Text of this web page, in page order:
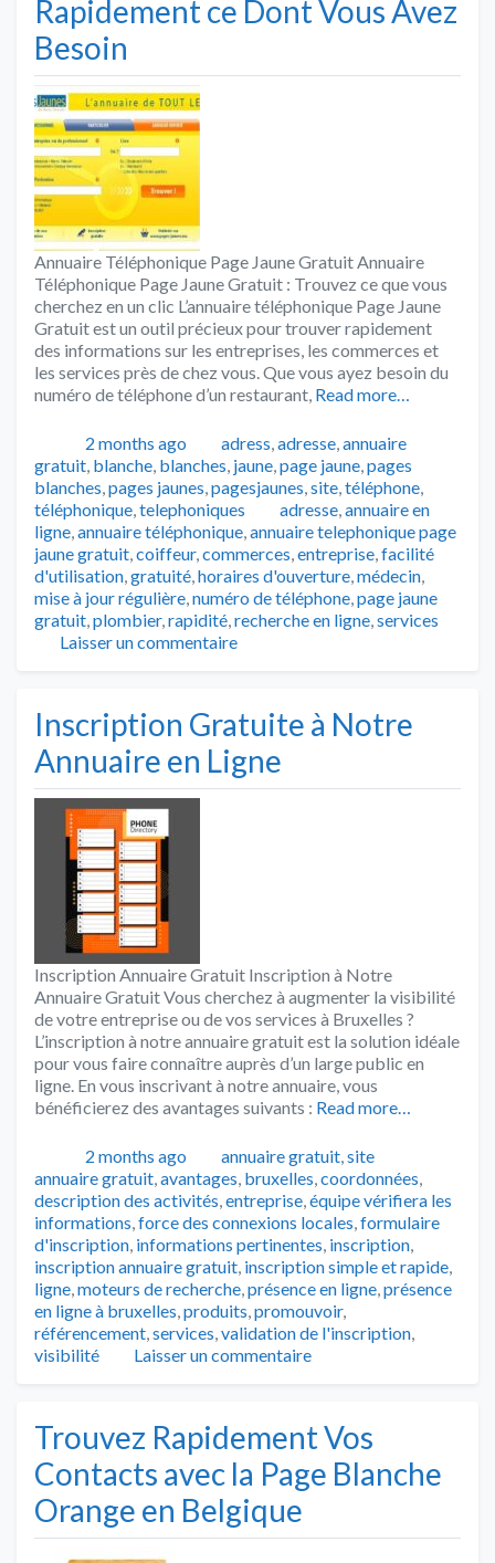
Rapidement ce Dont Vous Avez
Besoin
Annuaire Téléphonique Page Jaune Gratuit Annuaire
Téléphonique Page Jaune Gratuit : Trouvez ce que vous
cherchez en un clic L’annuaire téléphonique Page Jaune
Gratuit est un outil précieux pour trouver rapidement
des informations sur les entreprises, les commerces et
les services près de chez vous. Que vous ayez besoin du
numéro de téléphone d’un restaurant, Read more…
Publié2 months ago Catégories
adress,adresse,annuaire
gratuit, blanche, blanches, jaune,page jaune,pages
blanches,pages jaunes,pagesjaunes,site,téléphone,
téléphonique,telephoniques Tags
adresse,annuaire en
ligne,annuaire téléphonique,annuaire telephonique page
jaune gratuit,coiffeur,commerces,entreprise,facilité
d'utilisation,gratuité,horaires d'ouverture,médecin,
mise à jour régulière,numéro de téléphone,page jaune
gratuit,plombier,rapidité,recherche en ligne,services
Laisser un commentaire
Inscription Gratuite à Notre
Annuaire en Ligne
Inscription Annuaire Gratuit Inscription à Notre
Annuaire Gratuit Vous cherchez à augmenter la visibilité
de votre entreprise ou de vos services à Bruxelles ?
L’inscription à notre annuaire gratuit est la solution idéale
pour vous faire connaître auprès d’un large public en
ligne. En vous inscrivant à notre annuaire, vous
bénéficierez des avantages suivants : Read more…
Publié2 months ago Catégories
annuaire gratuit,site
annuaire gratuit,avantages, bruxelles,coordonnées,
description des activités,entreprise,équipe vérifiera les
informations,force des connexions locales,formulaire
d'inscription, informations pertinentes, inscription,
inscription annuaire gratuit, inscription simple et rapide,
ligne,moteurs de recherche,présence en ligne,présence
en ligne à bruxelles,produits,promouvoir,
référencement,services,validation de l'inscription,
visibilité
Laisser un commentaire
Trouvez Rapidement Vos
Contacts avec la Page Blanche
Orange en Belgique